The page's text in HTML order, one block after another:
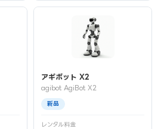
アギボット X2
agibot AgiBot X2
新品
レンタル料金